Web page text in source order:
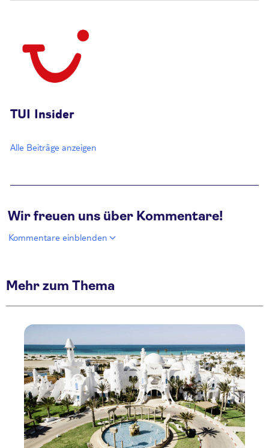
TUI Insider
Alle Beiträge anzeigen
Wir freuen uns über Kommentare!
Kommentare einblenden
Mehr zum Thema